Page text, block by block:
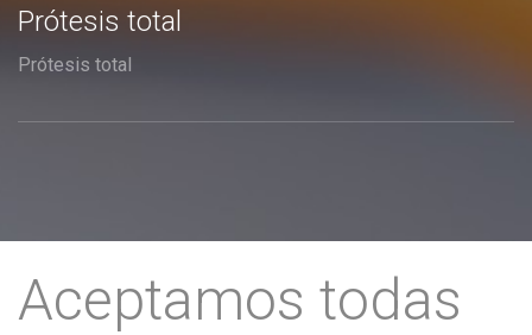
Prótesis total
Prótesis total
Aceptamos todas